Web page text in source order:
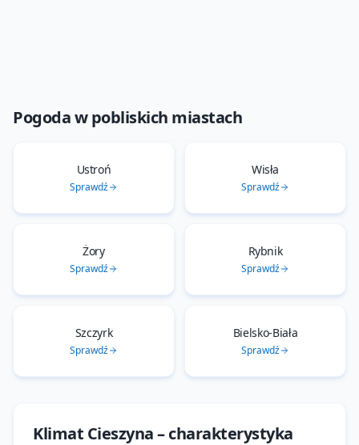
Pogoda w pobliskich miastach
Ustroń
Sprawdź
Wisła
Sprawdź
Żory
Sprawdź
Rybnik
Sprawdź
Szczyrk
Sprawdź
Bielsko-Biała
Sprawdź
Klimat Cieszyna– charakterystyka